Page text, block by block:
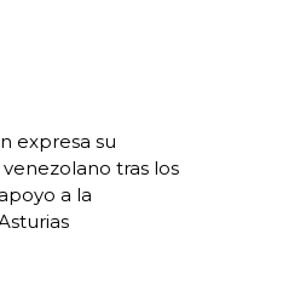
expresa su
tras los
a la